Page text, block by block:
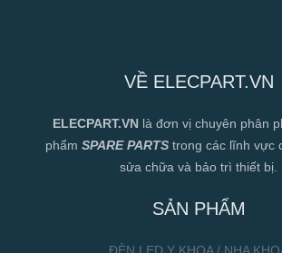
VỀ ELECPART.VN
ELECPART.VN là đơn vị chuyên phân
phẩm SPARE PARTStrong các lĩnh vực
sửa chữa và bảo trì thiết bị.
SẢN PHẨM
ĐÈN LED Y KHOA / NHA